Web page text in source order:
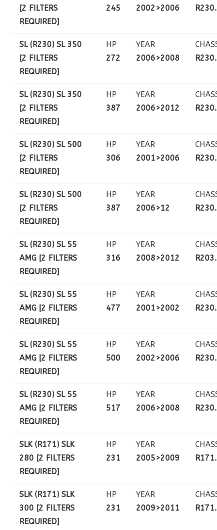
[2 FILTERS
REQUIRED]
245
2002>2006
SL (R230) SL 350
[2 FILTERS
REQUIRED]
HP
272
YEAR
2006>2008
SL (R230) SL 350
[2 FILTERS
REQUIRED]
HP
387
YEAR
2006>2012
SL (R230) SL 500
[2 FILTERS
REQUIRED]
HP
306
YEAR
2001>2006
SL (R230) SL 500
[2 FILTERS
REQUIRED]
HP
387
YEAR
2006>12
SL (R230) SL 55
AMG [2 FILTERS
REQUIRED]
HP
316
YEAR
2008>2012
SL (R230) SL 55
AMG [2 FILTERS
REQUIRED]
HP
477
YEAR
2001>2002
SL (R230) SL 55
AMG [2 FILTERS
REQUIRED]
HP
500
YEAR
2002>2006
SL (R230) SL 55
AMG [2 FILTERS
REQUIRED]
HP
517
YEAR
2006>2008
SLK (R171) SLK
280 [2 FILTERS
REQUIRED]
HP
231
YEAR
2005>2009
SLK (R171) SLK
300 [2 FILTERS
REQUIRED]
HP
231
YEAR
2009>2011